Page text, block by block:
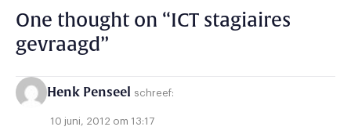
One thought on “ICT stagiaires
gevraagd”
Henk Penseel schreef:
10 juni, 2012 om 13:17